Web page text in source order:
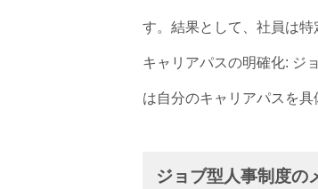
す。結果として、社員は特
キャリアパスの明確化: ジ
は自分のキャリアパスを具
ジョブ型人事制度の